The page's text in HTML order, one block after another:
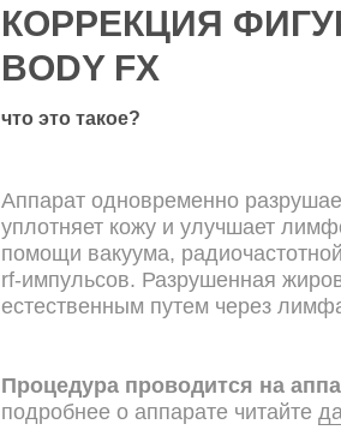
КОРРЕКЦИЯ
BODY FX
что это такое?
Аппарат одновременно
уплотняет кожу и улучшает
помощи вакуума,
rf-импульсов. Разрушенная
естественным путем через
Процедура проводится на
подробнее о аппарате читайте